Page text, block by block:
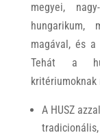
megyei,
hungarikum,
magával, és
Tehát a
kritériumoknak
A HUSZ